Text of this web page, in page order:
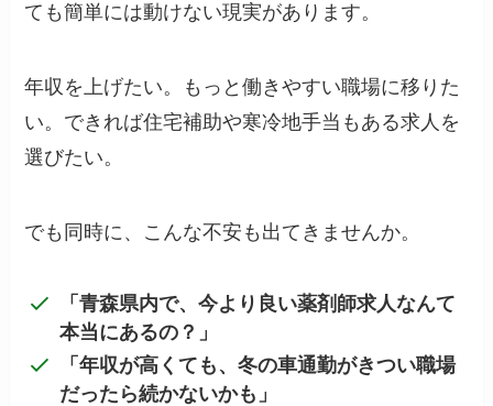
ても簡単には動けない現実があります。
年収を上げたい。もっと働きやすい職場に移りた
い。できれば住宅補助や寒冷地手当もある求人を
選びたい。
でも同時に、こんな不安も出てきませんか。
「青森県内で、今より良い薬剤師求人なんて
本当にあるの？」
「年収が高くても、冬の車通勤がきつい職場
だったら続かないかも」